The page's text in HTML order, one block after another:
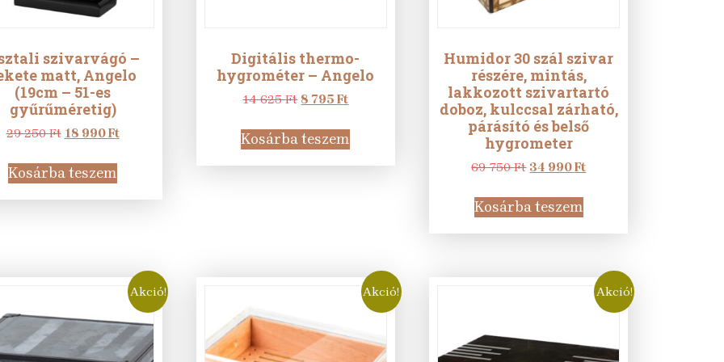
szivarvágó –
matt, Angelo
(19cm – 51-es
gyűrűméretig)
29 250Ft Original
was:
29
250 Ft.
18 990FtCurrent
990 Ft.
Kosárba teszem
Digitális thermo-
hygrométer – Angelo
14 625Ft Original
was:
14
625 Ft.
8 795FtCurrent
is:
8
795 Ft.
Kosárba teszem
Humidor 30 szál szivar
részére, mintás,
lakkozott szivartartó
doboz, kulccsal zárható,
párásító és belső
hygrometer
69 750Ft Original
was:
69
750 Ft.
34 990FtCurrent
990 Ft.
Kosárba teszem
Akció! Akció! Akció!